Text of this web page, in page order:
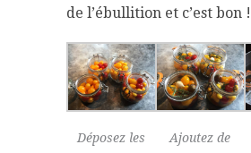
de l’ébullition et c’est bon !
Déposez les
Ajoutez de